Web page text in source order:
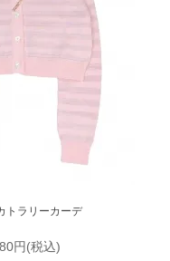
トラリーカーデ
円(税込)